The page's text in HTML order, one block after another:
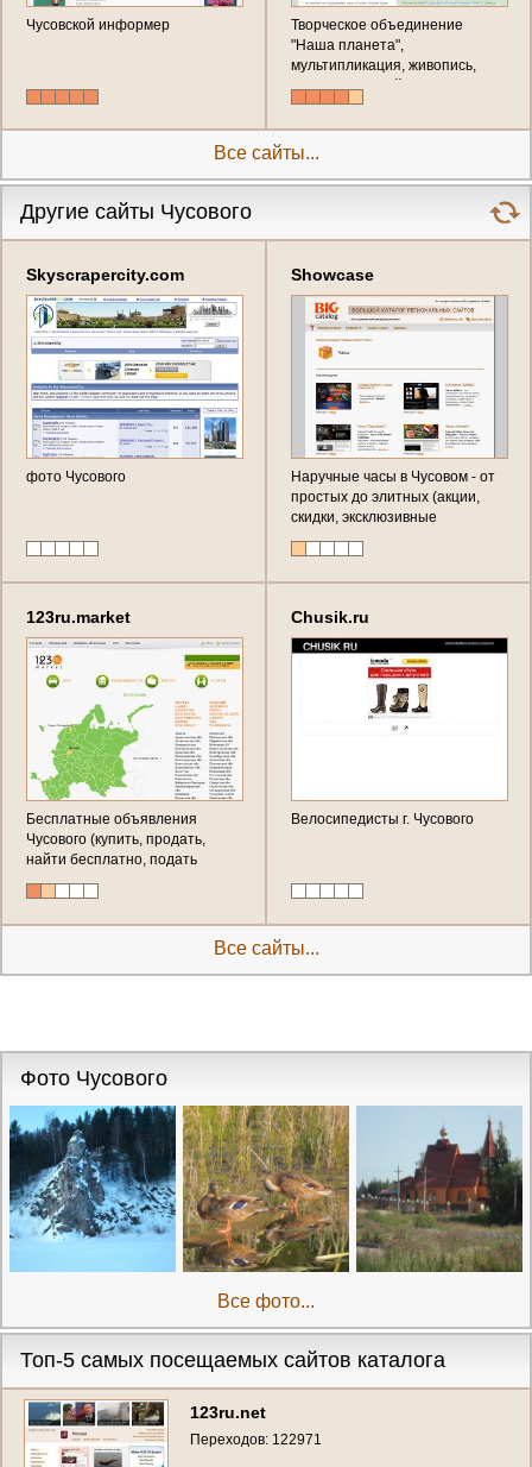
Чусовской информер
Творческое объединение
"Наша планета",
мультипликация, живопись,
графика и дизайн. (Россия,
Пермский край, Чусовой)
Все сайты...
Другие сайты Чусового
Skyscrapercity.com
фото Чусового
Showcase
Наручные часы в Чусовом - от
простых до элитных (акции,
скидки, эксклюзивные
предложения) Россия,
Пермский край, г. Чусовой
123ru.market
Бесплатные объявления
Чусового (купить, продать,
найти бесплатно, подать
объявление, познакомиться,
найти партнёра в Чусовом)
Chusik.ru
Велосипедисты г. Чусового
Все сайты...
Фото Чусового
Все фото...
Топ-5 самых посещаемых сайтов каталога
123ru.net
Переходов: 122971